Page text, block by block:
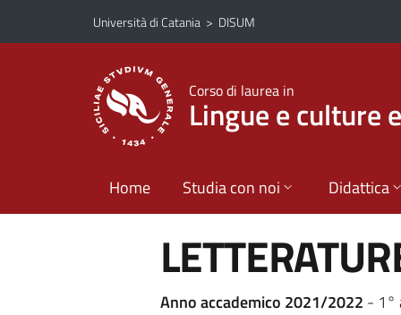
Vai al contenuto principale
Vai al menu di navigazione
Università di Catania > DISUM
Corso di laurea in
Lingue e culture
Home Studia con noi Didattica
Anno accademico 2021/2022 - 1°